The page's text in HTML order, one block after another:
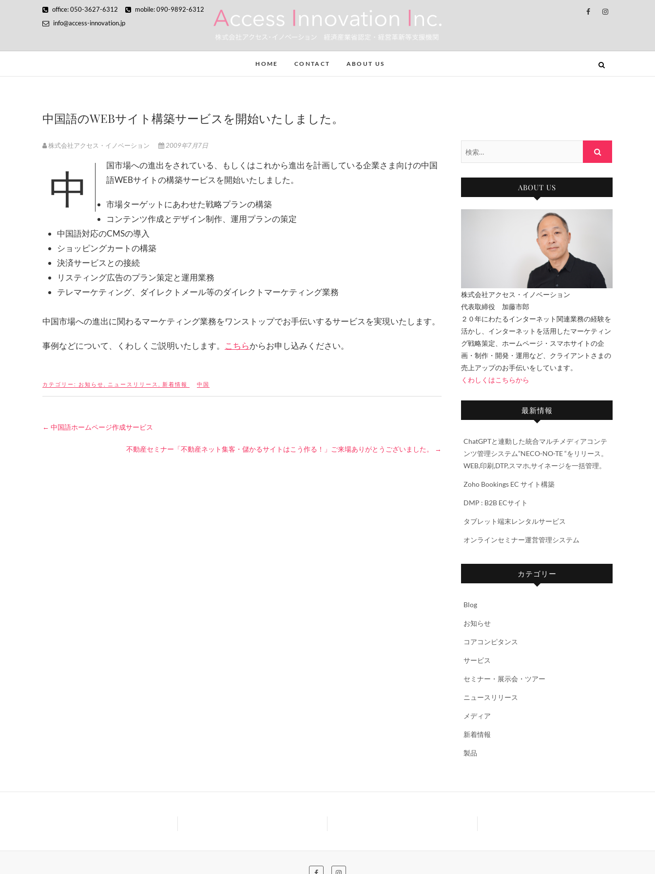
office: 050-3627-6312
mobile: 090-9892-6312
info@access-innovation.jp
株式会社アクセス・イノベーション
HOME CONTACT ABOUT US
中国語のWEBサイト構築サービスを開始いたしました。
株式会社アクセス・イノベーション 2009年7月7日
中国市場への進出をされている、もしくはこれから進出を計画している企業さま向けの中国 語WEBサイトの構築サービスを開始いたしました。
市場ターゲットにあわせた戦略プランの構築
コンテンツ作成とデザイン制作、運用プランの策定
中国語対応のCMSの導入
ショッピングカートの構築
決済サービスとの接続
リスティング広告のプラン策定と運用業務
テレマーケティング、ダイレクトメール等のダイレクトマーケティング業務
中国市場への進出に関わるマーケティング業務をワンストップでお手伝いするサービスを実現いたします。
事例などについて、くわしくご説明いたします。 こちらからお申し込みください。
カテゴリー: お知らせ ニュースリリース 新着情報 中国
← 中国語ホームページ作成サービス
不動産セミナー「不動産ネット集客・儲かるサイトはこう作る！」ご来場ありがとうございました。 →
ABOUT US
株式会社アクセス・イノベーション
代表取締役 加藤市郎
２０年にわたるインターネット関連業務の経験を
活かし、インターネットを活用したマーケティン
グ戦略策定、ホームページ・スマホサイトの企
画・制作・開発・運用など、クライアントさまの
売上アップのお手伝いをしています。
くわしくはこちらから
最新情報
ChatGPTと連動した統合マルチメディアコンテ
ンツ管理システム”NECO-NO-TE “をリリース。
WEB,印刷,DTP,スマホ,サイネージを一括管理。
Zoho Bookings EC サイト構築
DMP : B2B ECサイト
タブレット端末レンタルサービス
オンラインセミナー運営管理システム
カテゴリー
Blog
お知らせ
コアコンピタンス
サービス
セミナー・展示会・ツアー
ニュースリリース
メディア
新着情報
製品